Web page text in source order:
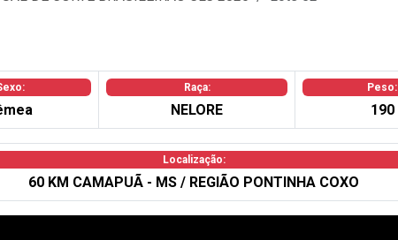
Raça:
NELORE
Peso:
190
Localização:
60 KM CAMAPUÃ - MS / REGIÃO PONTINHA COXO